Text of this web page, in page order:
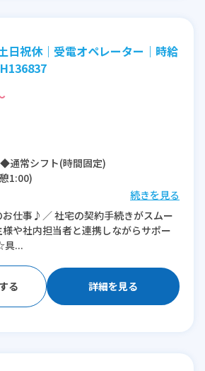
日祝休｜受電オペレーター｜時給
◆通常シフト(時間固定)
1:00)
続きを見る
仕事♪／ 社宅の契約手続きがスムー
や社内担当者と連携しながらサポー
具...
詳細を見る